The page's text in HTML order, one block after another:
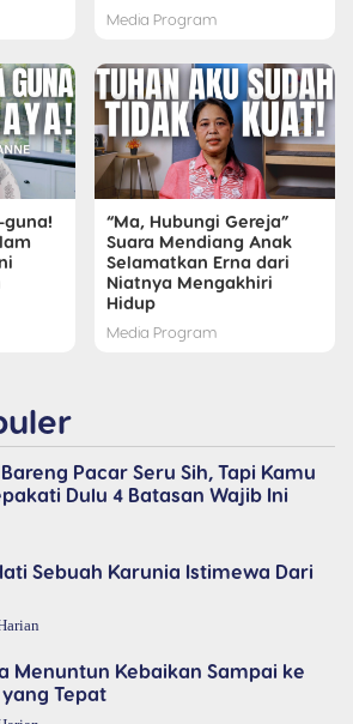
Media Program
guna!
“Ma, Hubungi Gereja”
Suara Mendiang Anak
Selamatkan Erna dari
Niatnya Mengakhiri
Hidup
Media Program
Pacar Seru Sih, Tapi Kamu
Dulu 4 Batasan Wajib Ini
Sebuah Karunia Istimewa Dari
Menuntun Kebaikan Sampai ke
Tepat